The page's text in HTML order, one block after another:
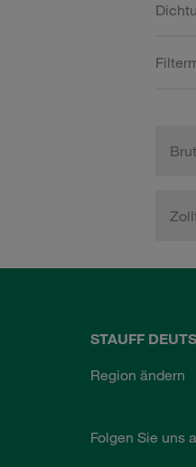
STAUFF
Region ändern
Folgen Sie uns